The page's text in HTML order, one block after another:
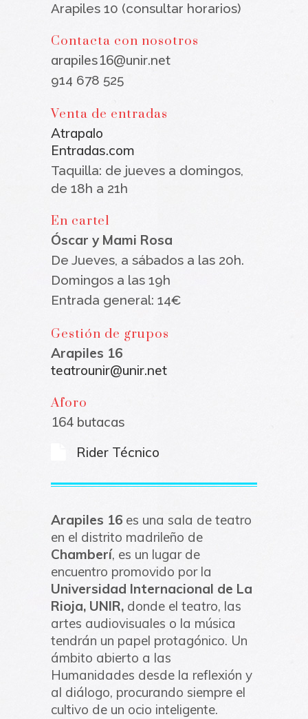
Arapiles 10 (consultar horarios)
Contacta con nosotros
arapiles16@unir.net
914 678 525
Venta de entradas
Atrapalo
Entradas.com
Taquilla: de jueves a domingos,
de 18h a 21h
En cartel
Óscar y Mami Rosa
De Jueves, a sábados a las 20h.
Domingos a las 19h
Entrada general: 14€
Gestión de grupos
Arapiles 16
teatrounir@unir.net
Aforo
164 butacas
Rider Técnico
Arapiles 16 es una sala de teatro
en el distrito madrileño de
Chamberí, es un lugar de
encuentro promovido por la
Universidad Internacional de La
Rioja, UNIR, donde el teatro, las
artes audiovisuales o la música
tendrán un papel protagónico. Un
ámbito abierto a las
Humanidades desde la reflexión y
al diálogo, procurando siempre el
cultivo de un ocio inteligente.